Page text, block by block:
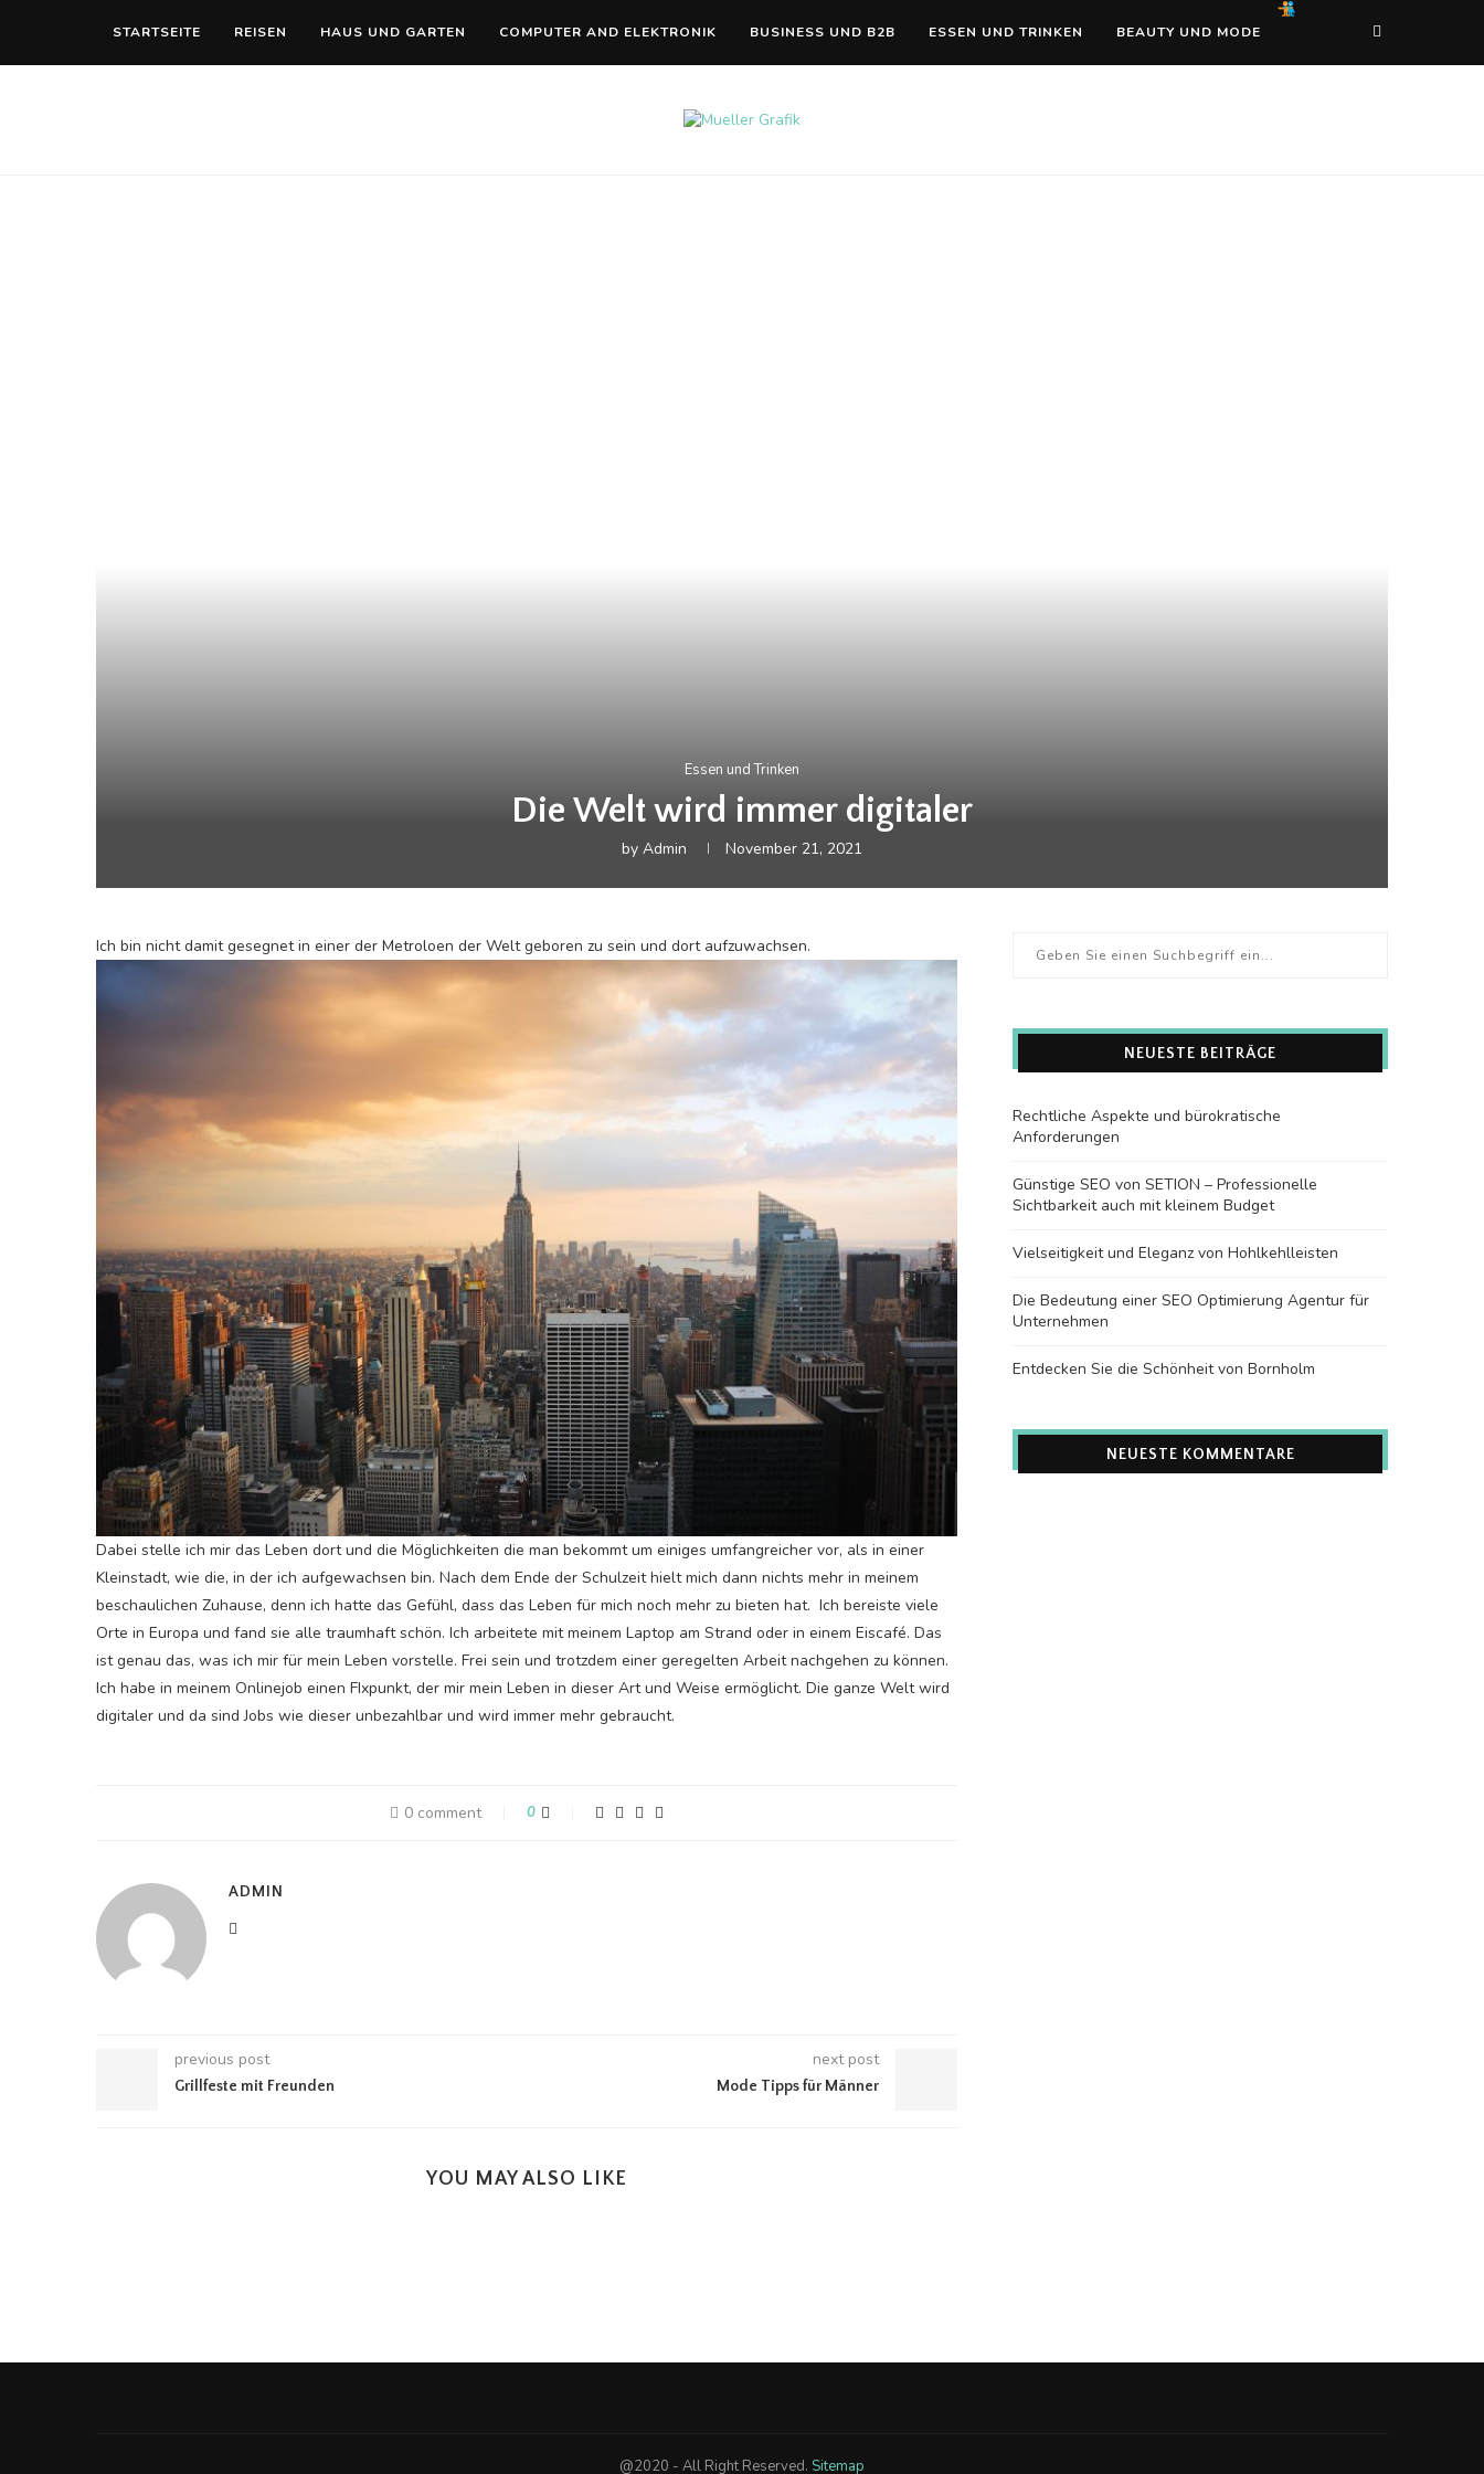
STARTSEITE REISEN HAUS UND GARTEN COMPUTER AND ELEKTRONIK BUSINESS UND B2B ESSEN UND TRINKEN BEAUTY UND MODE
Essen und Trinken
Die Welt wird immer digitaler
by Admin November 21, 2021
Ich bin nicht damit gesegnet in einer der Metroloen der Welt geboren zu sein und dort aufzuwachsen.
Dabei stelle ich mir das Leben dort und die Möglichkeiten die man bekommt um einiges umfangreicher vor, als in einer
Kleinstadt, wie die, in der ich aufgewachsen bin. Nach dem Ende der Schulzeit hielt mich dann nichts mehr in meinem
beschaulichen Zuhause, denn ich hatte das Gefühl, dass das Leben für mich noch mehr zu bieten hat. Ich bereiste viele
Orte in Europa und fand sie alle traumhaft schön. Ich arbeitete mit meinem Laptop am Strand oder in einem Eiscafé. Das
ist genau das, was ich mir für mein Leben vorstelle. Frei sein und trotzdem einer geregelten Arbeit nachgehen zu können.
Ich habe in meinem Onlinejob einen FIxpunkt, der mir mein Leben in dieser Art und Weise ermöglicht. Die ganze Welt wird
digitaler und da sind Jobs wie dieser unbezahlbar und wird immer mehr gebraucht.
0 comment 0
ADMIN
previous post
Grillfeste mit Freunden
next post
Mode Tipps für Männer
YOU MAY ALSO LIKE
NEUESTE BEITRÄGE
Rechtliche Aspekte und bürokratische
Anforderungen
Günstige SEO von SETION – Professionelle
Sichtbarkeit auch mit kleinem Budget
Vielseitigkeit und Eleganz von Hohlkehlleisten
Die Bedeutung einer SEO Optimierung Agentur für
Unternehmen
Entdecken Sie die Schönheit von Bornholm
NEUESTE KOMMENTARE
@2020 - All Right Reserved. Sitemap